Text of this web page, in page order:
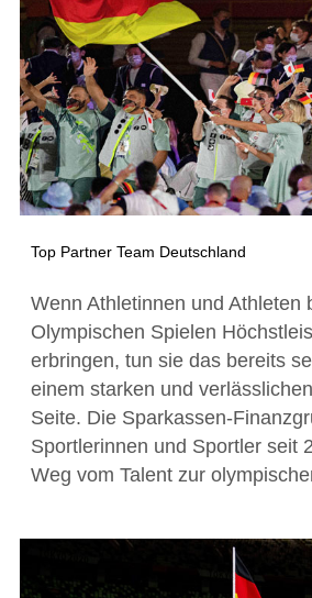
Top Partner Team Deutschland
Wenn Athletinnen und Athleten
Olympischen Spielen
erbringen, tun sie das bereits
einem starken und
Seite. Die Sparkassen-
Sportlerinnen und Sportler seit
Weg vom Talent zur